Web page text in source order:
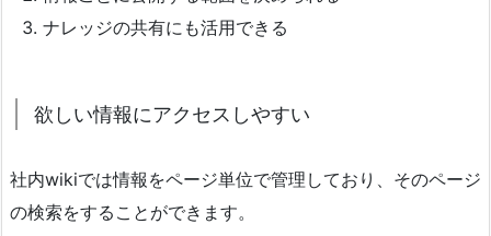
ナレッジの共有にも活用できる
欲しい情報にアクセスしやすい
社内wikiでは情報をページ単位で管理しており、そのページ
の検索をすることができます。